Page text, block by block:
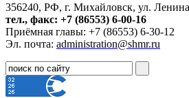
356240, РФ, г. Михайловск, ул.
тел., факс: +7 (86553) 6-00-16
Приёмная главы: +7 (86553) 6-30-12
Эл. почта: administration@shmr.ru